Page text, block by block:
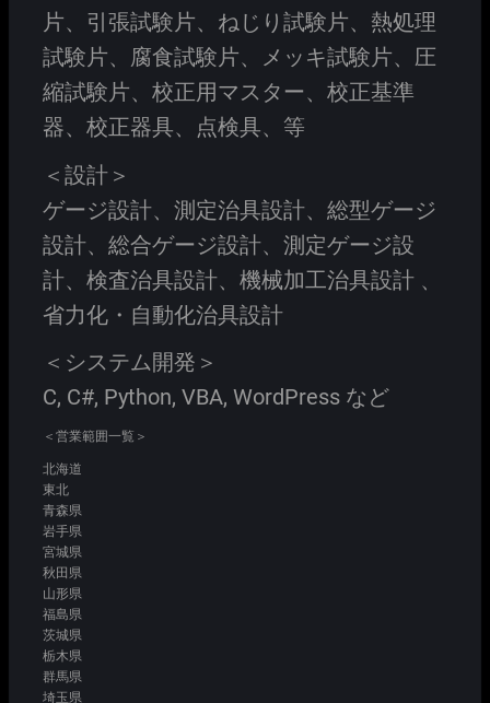
片、引張試験片、ねじり試験片、熱処理
試験片、腐食試験片、メッキ試験片、圧
縮試験片、校正用マスター、校正基準
器、校正器具、点検具、等
＜設計＞
ゲージ設計、測定治具設計、総型ゲージ
設計、総合ゲージ設計、測定ゲージ設
計、検査治具設計、機械加工治具設計 、
省力化・自動化治具設計
＜システム開発＞
C, C#, Python, VBA, WordPress など
＜営業範囲一覧＞
北海道
東北
青森県
岩手県
宮城県
秋田県
山形県
福島県
茨城県
栃木県
群馬県
埼玉県